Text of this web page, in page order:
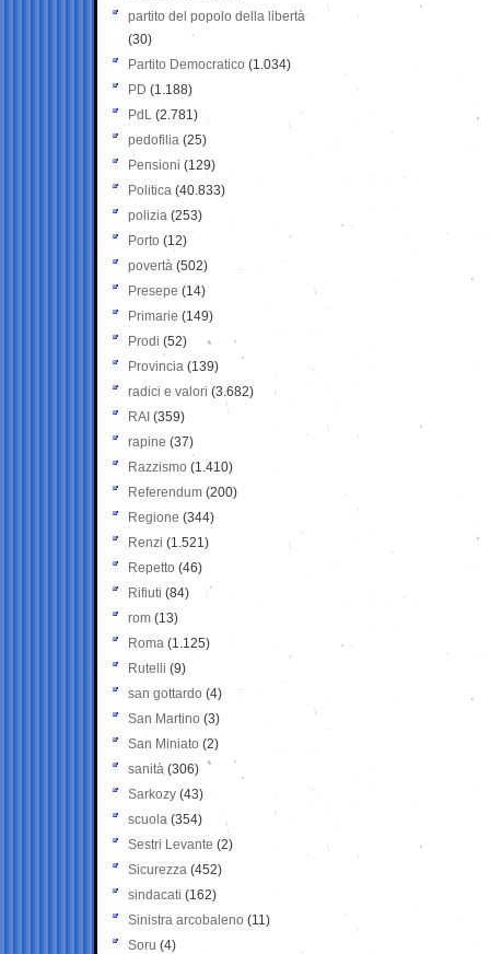
partito del popolo della libertà
(30)
Partito Democratico (1.034)
PD (1.188)
PdL (2.781)
pedofilia (25)
Pensioni (129)
Politica (40.833)
polizia (253)
Porto (12)
povertà (502)
Presepe (14)
Primarie (149)
Prodi (52)
Provincia (139)
radici e valori (3.682)
RAI (359)
rapine (37)
Razzismo (1.410)
Referendum (200)
Regione (344)
Renzi (1.521)
Repetto (46)
Rifiuti (84)
rom (13)
Roma (1.125)
Rutelli (9)
san gottardo (4)
San Martino (3)
San Miniato (2)
sanità (306)
Sarkozy (43)
scuola (354)
Sestri Levante (2)
Sicurezza (452)
sindacati (162)
Sinistra arcobaleno (11)
Soru (4)